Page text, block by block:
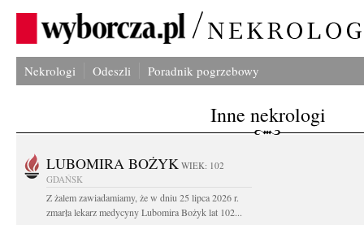
Nekrologi Odeszli Poradnik pogrzebowy
Inne nekrologi
LUBOMIRA BOŻYK WIEK: 102
GDAŃSK
Z żalem zawiadamiamy, że w dniu 25 lipca 2026 r.
zmarła lekarz medycyny Lubomira Bożyk lat 102...